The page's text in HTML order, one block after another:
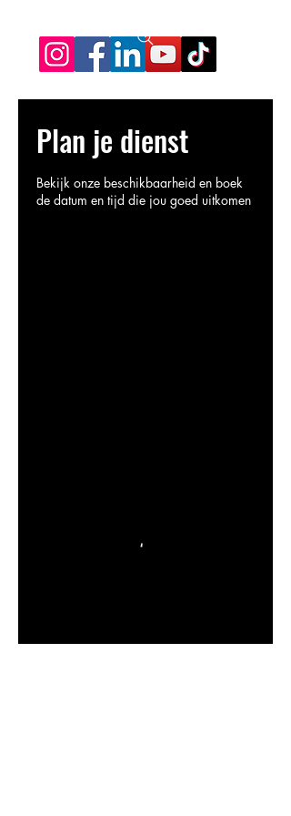
Plan je dienst
Bekijk onze beschikbaarheid en boek
de datum en tijd die jou goed uitkomen